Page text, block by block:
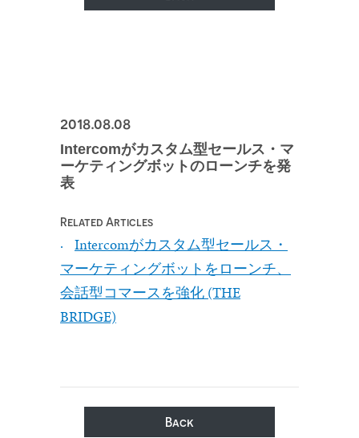
2018.08.08
Intercomがカスタム型セールス・マ
ーケティングボットのローンチを発
表
Related Articles
Intercomがカスタム型セールス・
マーケティングボットをローンチ、
会話型コマースを強化 (THE
BRIDGE)
Back